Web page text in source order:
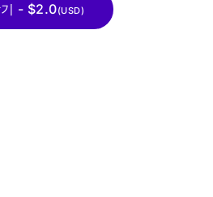
기 - $2.0(USD)